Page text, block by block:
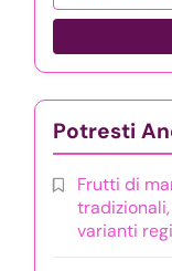
Potresti
Frutti di
varianti